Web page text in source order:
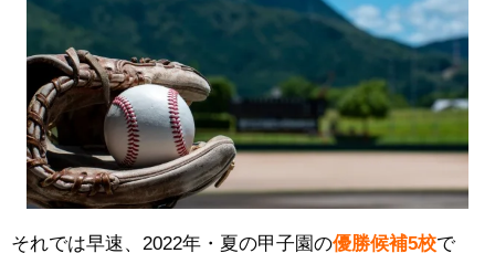
それでは早速、2022年・夏の甲子園の優勝候補5校で